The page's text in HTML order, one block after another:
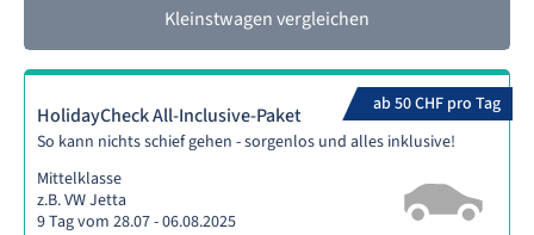
Kleinstwagen vergleichen
ab 50 CHF pro Tag
HolidayCheck All-Inclusive-Paket
So kann nichts schief gehen - sorgenlos und alles inklusive!
Mittelklasse
z.B. VW Jetta
9 Tag vom 28.07 - 06.08.2025